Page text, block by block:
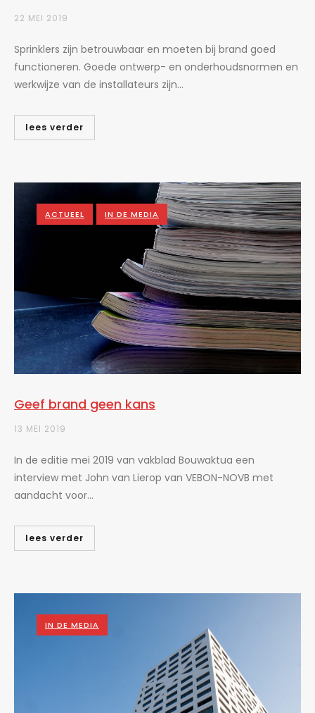
22 MEI 2019
Sprinklers zijn betrouwbaar en moeten bij brand goed
functioneren. Goede ontwerp- en onderhoudsnormen en
werkwijze van de installateurs zijn...
lees verder
ACTUEEL IN DE MEDIA
Geef brand geen kans
13 MEI 2019
In de editie mei 2019 van vakblad Bouwaktua een
interview met John van Lierop van VEBON-NOVB met
aandacht voor...
lees verder
IN DE MEDIA